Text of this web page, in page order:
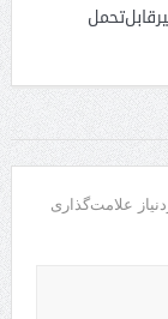
علامت‌گذاری